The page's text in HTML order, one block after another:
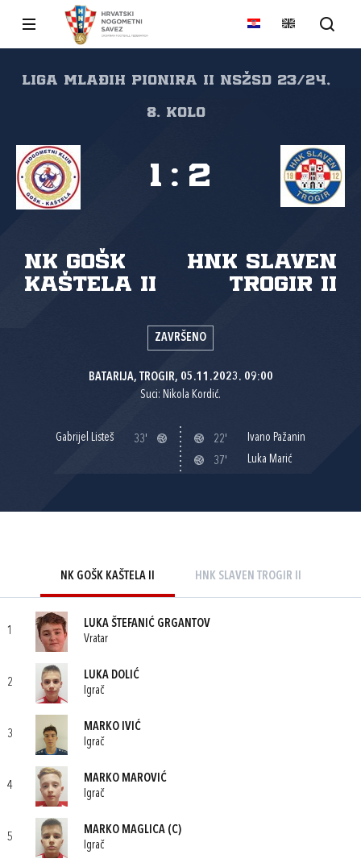
Liga mlađih pionira II NSŽSD 23/24,
8. kolo
NK GOŠK
Kaštela II
HNK Slaven
Trogir II
1 : 2
ZAVRŠENO
BATARIJA, TROGIR, 05.11.2023. 09:00
Suci: Nikola Kordić.
Gabrijel Listeš 33' 22'
Ivano Pažanin
37'
Luka Marić
NK GOŠK KAŠTELA II HNK SLAVEN TROGIR II
1
LUKA ŠTEFANIĆ GRGANTOV
Vratar
2
LUKA DOLIĆ
Igrač
3
MARKO IVIĆ
Igrač
4
MARKO MAROVIĆ
Igrač
5
MARKO MAGLICA (C)
Igrač